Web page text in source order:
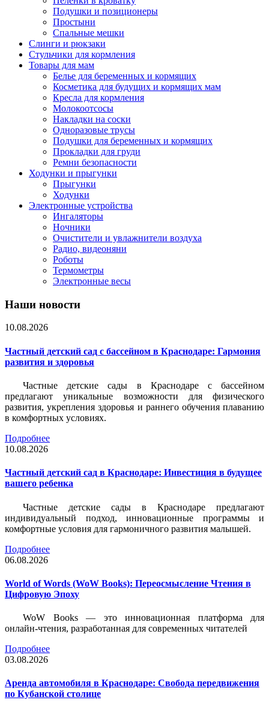
Подушки и позиционеры
Простыни
Спальные мешки
Слинги и рюкзаки
Стульчики для кормления
Товары для мам
Белье для беременных и кормящих
Косметика для будущих и кормящих мам
Кресла для кормления
Молокоотсосы
Накладки на соски
Одноразовые трусы
Подушки для беременных и кормящих
Прокладки для груди
Ремни безопасности
Ходунки и прыгунки
Прыгунки
Ходунки
Электронные устройства
Ингаляторы
Ночники
Очистители и увлажнители воздуха
Радио, видеоняни
Роботы
Термометры
Электронные весы
Наши новости
10.08.2026
Частный детский сад с бассейном в Краснодаре: Гармония
развития и здоровья
Частные детские сады в Краснодаре с бассейном
предлагают уникальные возможности для физического
развития, укрепления здоровья и раннего обучения плаванию
в комфортных условиях.
Подробнее
10.08.2026
Частный детский сад в Краснодаре: Инвестиция в будущее
вашего ребенка
Частные детские сады в Краснодаре предлагают
индивидуальный подход, инновационные программы и
комфортные условия для гармоничного развития малышей.
Подробнее
06.08.2026
World of Words (WoW Books): Переосмысление Чтения в
Цифровую Эпоху
WoW Books — это инновационная платформа для
онлайн-чтения, разработанная для современных читателей
Подробнее
03.08.2026
Аренда автомобиля в Краснодаре: Свобода передвижения
по Кубанской столице